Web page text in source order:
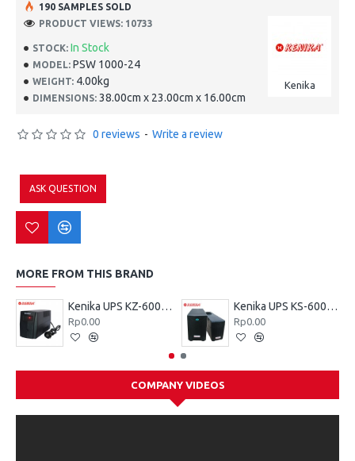
STOCK: In Stock
MODEL: PSW 1000-24
WEIGHT: 4.00kg
DIMENSIONS: 38.00cm x 23.00cm x 16.00cm
Kenika
190 SAMPLES SOLD
PRODUCT VIEWS: 10733
0 reviews - Write a review
ASK QUESTION
MORE FROM THIS BRAND
Kenika UPS KZ-600 VA
Rp0.00
Kenika UPS KS-600 VA
Rp0.00
COMPANY VIDEOS